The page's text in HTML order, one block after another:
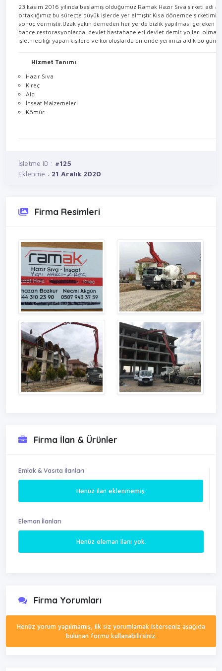
23 kasım 2016 yılında başlamış olduğumuz Ramak Hazır Sıva şirketi
ortaklığımız bu süreçte büyük işlerde yer almıştır.Kısa dönemde
sonuç vermiştir.Uzak yakın demeden her yerde bizlik yapılması gereken
bahce restorasyonlarda devlet hastahaneleri devlet demir yolları olmak
işletmeciliği yapan kişilere ve kuruluşlarda en önde yerimizi aldık bu
Hizmet Tanımı
Hazır Sıva
Kireç
Alçı
İnşaat Malzemeleri
Kömür
İşletme ID : #125
Eklenme : 21 Aralık 2020
Firma Resimleri
Firma İlan & Ürünler
Emlak & Vasıta İlanları
Henüz ilan eklenmemiş.
Eleman İlanları
Henüz eleman ilanı yok.
Firma Yorumları
Henüz yorum yapılmamış, ilk siz yorumlamak isterseniz aşağıda
bulunan formu kullanabilirsiniz.